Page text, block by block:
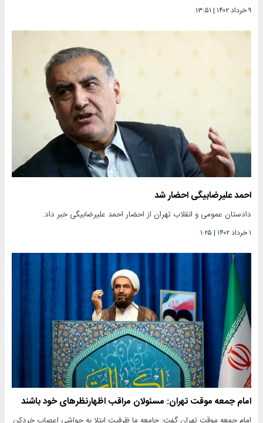
۹ خرداد ۱۴۰۲ | ۱۳:۵۱
احمد علیرضابیگی احضار شد
دادستان عمومی و انقلاب تهران از احضار احمد علیرضابیگی خبر داد.
۱ خرداد ۱۴۰۲ | ۱:۲۵
امام جمعه موقت تهران: مسئولان مراقب اظهارنظرهای خود باشند